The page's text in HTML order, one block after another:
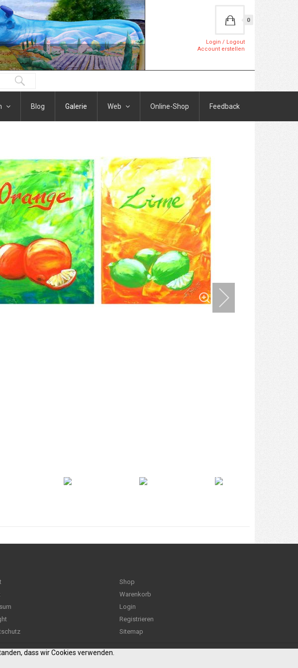
0
Login / Logout
Account erstellen
Blog Galerie Web Online-Shop Feedback
Shop
Warenkorb
Login
Registrieren
Sitemap
dass wir Cookies verwenden.